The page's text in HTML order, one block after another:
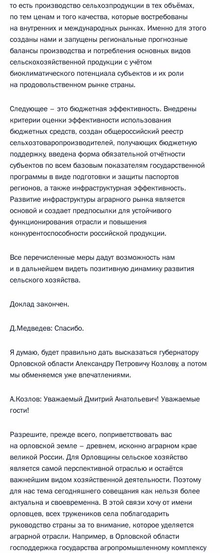
то есть производство сельхозпродукции в тех объёмах,
по тем ценам и того качества, которые востребованы
на внутренних и международных рынках. Именно для этого
созданы нами и запущены региональные прогнозные
балансы производства и потребления основных видов
сельскохозяйственной продукции с учётом
биоклиматического потенциала субъектов и их роли
на продовольственном рынке страны.
Следующее – это бюджетная эффективность. Внедрены
критерии оценки эффективности использования
бюджетных средств, создан общероссийский реестр
сельхозтоваропроизводителей, получающих бюджетную
поддержку, введена форма обязательной отчётности
субъектов по всем базовым показателям государственной
программы в виде подготовки и защиты паспортов
регионов, а также инфраструктурная эффективность.
Развитие инфраструктуры аграрного рынка является
основой и создает предпосылки для устойчивого
функционирования отрасли и повышения
конкурентоспособности российской продукции.
Все перечисленные меры дадут возможность нам
и в дальнейшем видеть позитивную динамику развития
сельского хозяйства.
Доклад закончен.
Д.Медведев: Спасибо.
Я думаю, будет правильно дать высказаться губернатору
Орловской области Александру Петровичу Козлову, а потом
мы обменяемся уже впечатлениями.
А.Козлов: Уважаемый Дмитрий Анатольевич! Уважаемые
гости!
Разрешите, прежде всего, поприветствовать вас
на орловской земле – древнем, исконно аграрном крае
великой России. Для Орловщины сельское хозяйство
является самой перспективной отраслью и остаётся
важнейшим видом хозяйственной деятельности. Поэтому
для нас тема сегодняшнего совещания как нельзя более
актуальна и своевременна. В этой связи хочу от имени
орловцев, всех тружеников села поблагодарить
руководство страны за то внимание, которое уделяется
аграрной отрасли. Например, в Орловской области
господдержка государства агропромышленному комплексу